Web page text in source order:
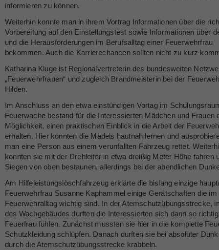
informieren zu können.
Weiterhin konnte man in ihrem Vortrag Informationen über die
Vorbereitung auf den Einstellungstest sowie Informationen über
und die Herausforderungen im Berufsalltag einer Feuerwehrfrau
bekommen. Auch die Karrierechancen sollten nicht zu kurz
Katharina Kluge ist Regionalvertreterin des bundesweiten
„Feuerwehrfrauen“ und zugleich Brandmeisterin bei der
Hilden.
Im Anschluss an den etwa einstündigen Vortag im
Feuerwache bestand für die Interessierten Mädchen und Frauen
Möglichkeit, einen praktischen Einblick in die Arbeit der
erhalten. Hier konnten die Mädels hautnah lernen und
man eine Person aus einem verunfallten Fahrzeug rettet.
konnten sie mit der Drehleiter in etwa dreißig Meter Höhe fahren
Siegen von oben bestaunen, allerdings bei der abendlichen
Am Hilfeleistungslöschfahrzeug erklärte die bislang einzige
Feuerwehrfrau Susanne Kaphammel einige Gerätschaften die im
Feuerwehralltag wichtig sind. In der Atemschutzübungsstrecke,
des Wachgebäudes durften die Interessierten sich dann so
Feuerfrau fühlen. Zunächst mussten sie hier in die komplette
Schutzkleidung schlüpfen. Danach durften sie bei absoluter
durch die Atemschutzübungsstrecke krabbeln.